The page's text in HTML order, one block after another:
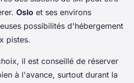
Oslo et ses environs
possibilités d'hébergement
pistes.
il est conseillé de réserver
à l'avance, surtout durant la